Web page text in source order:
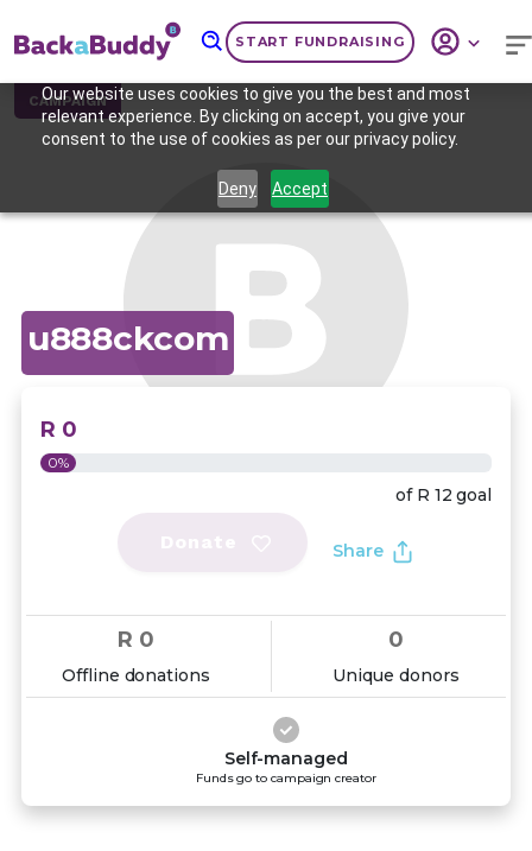
Our website uses cookies to give you the best and most
relevant experience. By clicking on accept, you give your
consent to the use of cookies as per our privacy policy.
Deny Accept
START FUNDRAISING
CAMPAIGN
u888ckcom
R 0
0%
of R 12 goal
Share
R 0
Offline donations
0
Unique donors
Self-managed
Funds go to campaign creator